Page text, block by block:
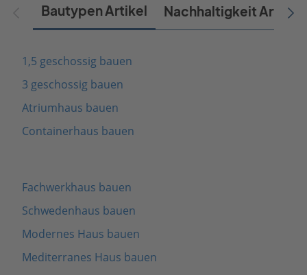
Bautypen Artikel Nachhaltigkeit Artikel
1,5 geschossig bauen
3 geschossig bauen
Atriumhaus bauen
Containerhaus bauen
Fachwerkhaus bauen
Schwedenhaus bauen
Modernes Haus bauen
Mediterranes Haus bauen